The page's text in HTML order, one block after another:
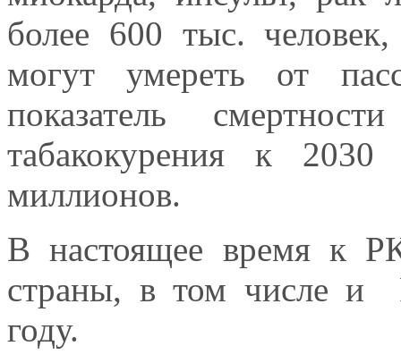
более 600 тыс.
могут умереть от
показатель
табакокурения к
миллионов.
В настоящее время к
страны, в том числе и
году.